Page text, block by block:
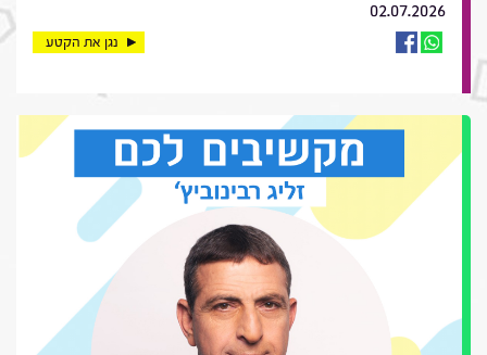
02.07.2026
נגן את הקטע